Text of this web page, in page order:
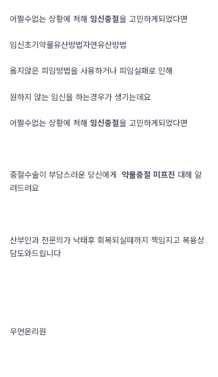
어쩔수없는 상황에 처해 임신중절을 고민하게되었다면
임신초기약물유산방법자연유산방법
옳지않은 피임방법을 사용하거나 피임실패로 인해
원하지 않는 임신을 하는경우가 생기는데요
어쩔수없는 상황에 처해 임신중절을 고민하게되었다면
중절수술이 부담스러운 당신에게 약물중절 미프진 대해 알
려드려요
산부인과 전문의가 낙태후 회복되실때까지 책임지고 복용상
담도와드립니다
우먼온리원